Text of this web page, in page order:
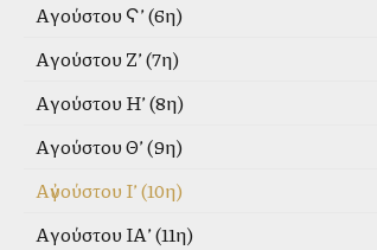
Αὐγούστου Ϛ’ (6η)
Αὐγούστου Ζ’ (7η)
Αὐγούστου Η’ (8η)
Αὐγούστου Θ’ (9η)
Αὐγούστου Ι’ (10η)
Αὐγούστου ΙΑ’ (11η)